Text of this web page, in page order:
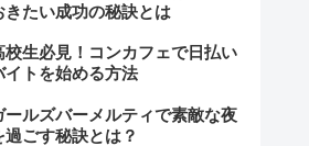
きたい成功の秘訣とは
校生必見！コンカフェで日払い
イトを始める方法
ールズバーメルティで素敵な夜
過ごす秘訣とは？